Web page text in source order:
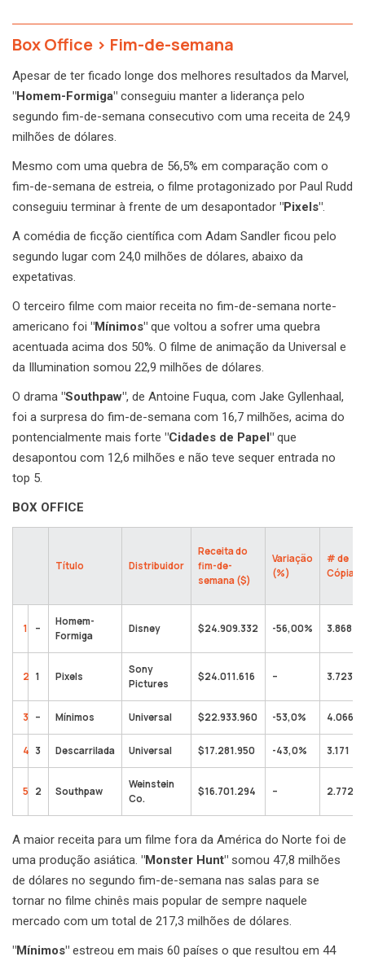
Box Office > Fim-de-semana
Apesar de ter ficado longe dos melhores resultados da Marvel,
"Homem-Formiga" conseguiu manter a liderança pelo
segundo fim-de-semana consecutivo com uma receita de 24,9
milhões de dólares.
Mesmo com uma quebra de 56,5% em comparação com o
fim-de-semana de estreia, o filme protagonizado por Paul Rudd
conseguiu terminar à frente de um desapontador "Pixels".
A comédia de ficção científica com Adam Sandler ficou pelo
segundo lugar com 24,0 milhões de dólares, abaixo da
expetativas.
O terceiro filme com maior receita no fim-de-semana norte-
americano foi "Mínimos" que voltou a sofrer uma quebra
acentuada acima dos 50%. O filme de animação da Universal e
da Illumination somou 22,9 milhões de dólares.
O drama "Southpaw", de Antoine Fuqua, com Jake Gyllenhaal,
foi a surpresa do fim-de-semana com 16,7 milhões, acima do
pontencialmente mais forte "Cidades de Papel" que
desapontou com 12,6 milhões e não teve sequer entrada no
top 5.
BOX OFFICE
Título Distribuidor
Receita do
fim-de-
semana ($)
Variação
(%)
# de
Cópias
1 –
Homem-
Formiga
Disney $24.909.332 -56,00% 3.868
2 1 Pixels
Sony
Pictures
$24.011.616 – 3.723
3 – Mínimos Universal $22.933.960 -53,0% 4.066
4 3 Descarrilada Universal $17.281.950 -43,0% 3.171
5 2 Southpaw
Weinstein
Co.
$16.701.294 – 2.772
A maior receita para um filme fora da América do Norte foi de
uma produção asiática. "Monster Hunt" somou 47,8 milhões
de dólares no segundo fim-de-semana nas salas para se
tornar no filme chinês mais popular de sempre naquele
mercado com um total de 217,3 milhões de dólares.
"Mínimos" estreou em mais 60 países o que resultou em 44